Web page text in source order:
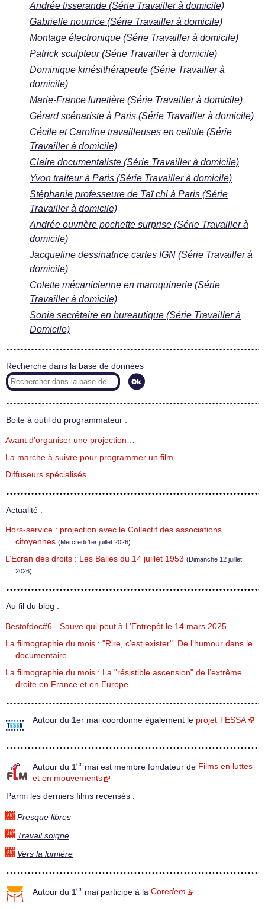
Andrée tisserande (Série Travailler à domicile)
Gabrielle nourrice (Série Travailler à domicile)
Montage électronique (Série Travailler à domicile)
Patrick sculpteur (Série Travailler à domicile)
Dominique kinésithérapeute (Série Travailler à
domicile)
Marie-France lunetière (Série Travailler à domicile)
Gérard scénariste à Paris (Série Travailler à domicile)
Cécile et Caroline travailleuses en cellule (Série
Travailler à domicile)
Claire documentaliste (Série Travailler à domicile)
Yvon traiteur à Paris (Série Travailler à domicile)
Stéphanie professeure de Taï chi à Paris (Série
Travailler à domicile)
Andrée ouvrière pochette surprise (Série Travailler à
domicile)
Jacqueline dessinatrice cartes IGN (Série Travailler à
domicile)
Colette mécanicienne en maroquinerie (Série
Travailler à domicile)
Sonia secrétaire en bureautique (Série Travailler à
Domicile)
Recherche dans la base de données
Boite à outil du programmateur :
Avant d’organiser une projection…
La marche à suivre pour programmer un film
Diffuseurs spécialisés
Actualité :
Hors-service : projection avec le Collectif des associations
citoyennes (Mercredi 1er juillet 2026)
L’Écran des droits : Les Balles du 14 juillet 1953 (Dimanche 12 juillet
2026)
Au fil du blog :
Bestofdoc#6 - Sauve qui peut à L’Entrepôt le 14 mars 2025
La filmographie du mois : "Rire, c’est exister". De l’humour dans le
documentaire
La filmographie du mois : La "résistible ascension" de l’extrême
droite en France et en Europe
Autour du 1er mai coordonne également le projet TESSA
Autour du 1 er mai est membre fondateur de Films en luttes
et en mouvements
Parmi les derniers films recensés :
Presque libres
Travail soigné
Vers la lumière
Autour du 1 er mai participe à la Coredem